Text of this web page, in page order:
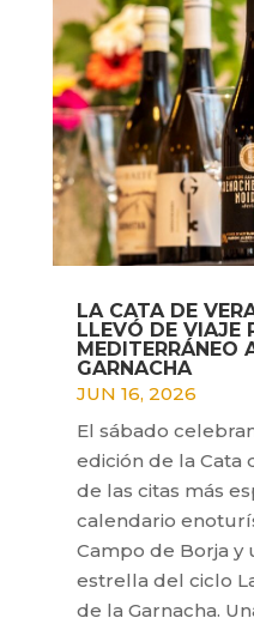
LA CATA DE
LLEVÓ DE VIAJE
MEDITERRÁNEO
GARNACHA
JUN 16, 2026
El sábado
edición de la Cata
de las citas más
calendario
Campo de Borja y
estrella del ciclo
de la Garnacha.